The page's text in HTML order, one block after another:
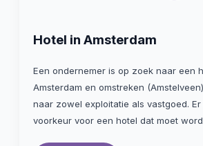
Hotel in Amsterdam
Een ondernemer is op zoek naar een
Amsterdam en omstreken
naar zowel exploitatie als vastgoed.
voorkeur voor een hotel dat moet